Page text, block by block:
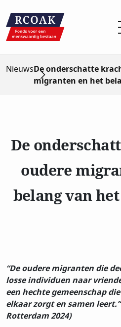
NieuwsDe onderschatte
migranten en het
De
oudere
belang van het
“De oudere migranten die
losse individuen naar
een hechte gemeenschap
elkaar zorgt en samen
Rotterdam 2024)